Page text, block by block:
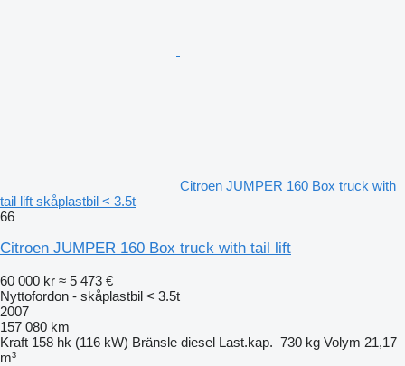
Citroen JUMPER 160 Box truck with
tail lift skåplastbil < 3.5t
66
Citroen JUMPER 160 Box truck with tail lift
60 000 kr ≈ 5 473 €
Nyttofordon - skåplastbil < 3.5t
2007
157 080 km
Kraft 158 hk (116 kW) Bränsle diesel Last.kap. 730 kg Volym 21,17
m³